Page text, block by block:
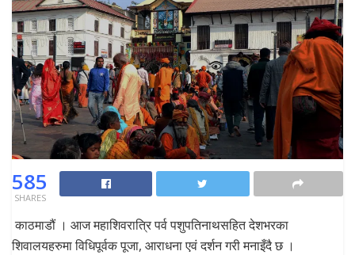
585
SHARES
काठमाडौं । आज महाशिवरात्रि पर्व पशुपतिनाथसहित देशभरका
शिवालयहरुमा विधिपूर्वक पूजा, आराधना एवं दर्शन गरी मनाइँदै छ ।